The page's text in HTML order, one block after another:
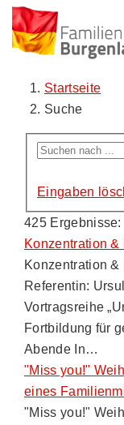
Startseite
Suche
Eingaben
425 Ergebnisse:
Konzentration
Konzentration
Referentin:
Vortragsreihe
Fortbildung für
Abende In…
"Miss you!"
eines
"Miss you!"